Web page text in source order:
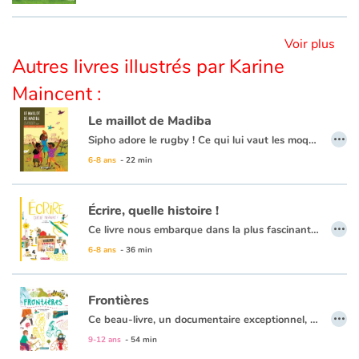
Dyslexie, troubles de la lecture
Nos listes de lecture
Les plus lus
Coups de coeur
Voir plus
Autres livres illustrés par Karine
Maincent :
Le maillot de Madiba
Sipho adore le rugby ! Ce qui lui vaut les moqueries de ses frères et voisins dans le township de Soweto. Le rugby c'est le sport des Blancs et tous soutiennent l'équipe de football des Bafana Bafana. Mais cette année, c'est l'Afrique du Sud qui organise la Coupe du monde de rugby et les Springboks compte désormais Chester Wiliams, un rugbyman noir qui va déchaîner les passions.
6-8 ans - 22 min
…
Écrire, quelle histoire !
Ce livre nous embarque dans la plus fascinante conquête de l'être humain : l'écriture. En effet, l'écrit garde la trace de nos activités, de nos lois, de nos idées à travers les siècles. Il note la parole, la musique ou la danse. C'est un puissant moyen d'expression, outil de domination ou symbole de résistance qui continue de se réinventer au XXIe siècle.
6-8 ans - 36 min
…
Frontières
Ce beau-livre, un documentaire exceptionnel, revient sur l’aspect parfois clivant des frontières pour mieux comprendre leur rôle et leur importance historique, géographique, mais aussi sociologique. Il est parfait pour des lecteurs de tous âges en quête d’informations et de divertissement !
9-12 ans - 54 min
…